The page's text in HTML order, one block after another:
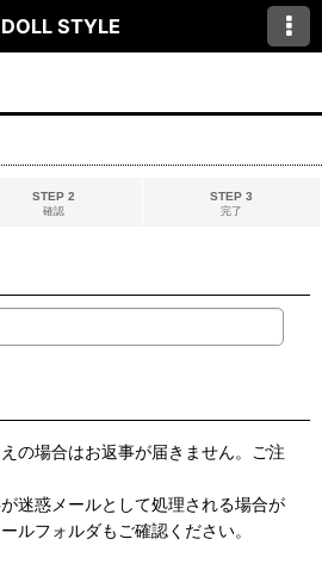
STYLE
STEP 2
確認
STEP 3
完了
の場合はお返事が届きません。ご注
迷惑メールとして処理される場合が
ルフォルダもご確認ください。